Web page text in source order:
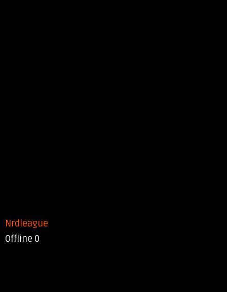
Nrdleague
Offline 0